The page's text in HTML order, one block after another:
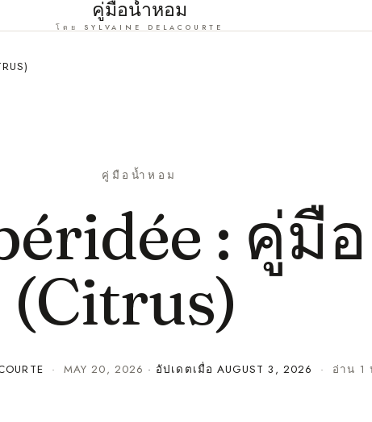
คู่มือน้ำหอม
โดย SYLVAINE DELACOURTE
คู่มือน้ำหอม
: คู่มือ
·MAY 20, 2026 · อัปเดตเมื่อ AUGUST 3, 2026 · อ่าน 1